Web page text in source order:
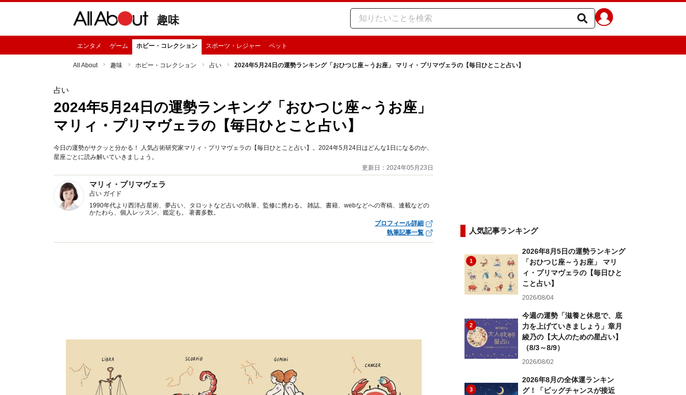
趣味
エンタメ ゲーム ホビー・コレクション スポーツ・レジャー ペット
All About 趣味 ホビー・コレクション 占い 2024年5月24日の運勢ランキング「おひつじ座～うお座」 マリィ・プリマヴェラの【毎日ひとこと占い】
占い
2024年5月24日の運勢ランキング「おひつじ座～うお座」
マリィ・プリマヴェラの【毎日ひとこと占い】
今日の運勢がサクッと分かる！ 人気占術研究家マリィ・プリマヴェラの【毎日ひとこと占い】。2024年5月24日はどんな1日になるのか、
星座ごとに読み解いていきましょう。
更新日：2024年05月23日
マリィ・プリマヴェラ
占い ガイド
1990年代より西洋占星術、夢占い、タロットなど占いの執筆、監修に携わる。 雑誌、書籍、webなどへの寄稿、連載などの
かたわら、個人レッスン、鑑定も。 著書多数。
プロフィール詳細
執筆記事一覧
人気記事ランキング
1
2026年8月5日の運勢ランキング
「おひつじ座～うお座」 マリ
ィ・プリマヴェラの【毎日ひと
こと占い】
2026/08/04
2
今週の運勢「滋養と休息で、底
力を上げていきましょう」章月
綾乃の【大人のための星占い】
（8/3～8/9）
2026/08/02
3
2026年8月の全体運ランキン
グ！「ビッグチャンスが接近